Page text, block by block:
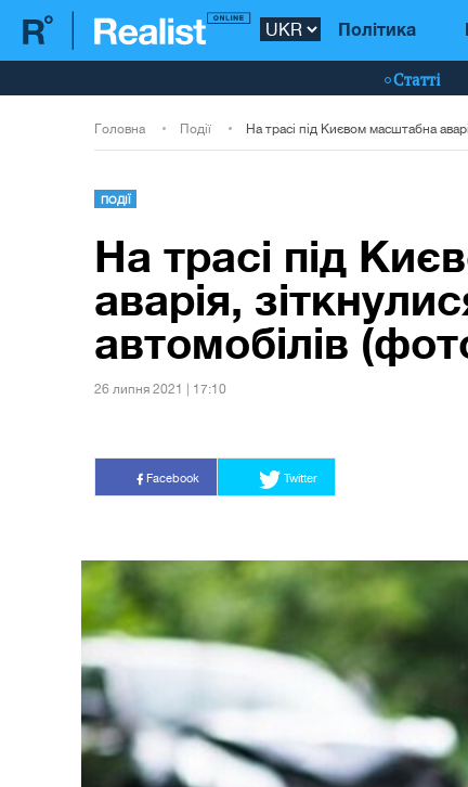
Політика
Статті
Головна Події
ПОДІЇ
На трасі під
аварія,
автомобілів
26 липня 2021 | 17:10
Facebook Twitter